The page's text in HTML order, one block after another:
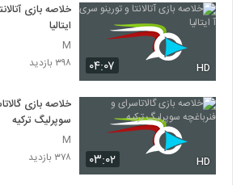
۰۴:۰۷ HD
خلاصه بازی
ایتالیا
M
۳۹۸ بازدید
۰۳:۰۲ HD
خلاصه بازی
سوپرلیگ ترکیه
M
۳۷۸ بازدید